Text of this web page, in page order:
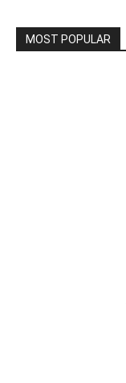
MOST POPULAR